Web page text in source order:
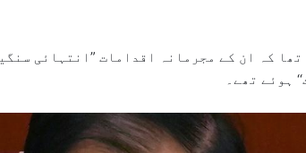
میں لکھا تھا کہ ان کے مجرمانہ اقدامات
ہوئے تھے۔